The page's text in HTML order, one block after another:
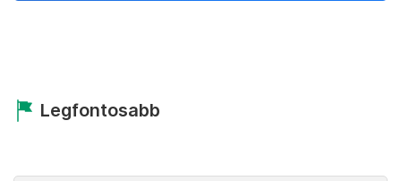
Legfontosabb